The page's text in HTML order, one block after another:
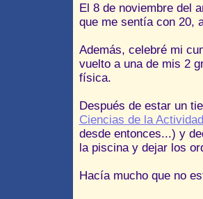
El 8 de noviembre del
que me sentía con 20,
Además, celebré mi
vuelto a una de mis 2
física.
Después de estar un
Ciencias de la
desde entonces...) y
la piscina y dejar los
Hacía mucho que no